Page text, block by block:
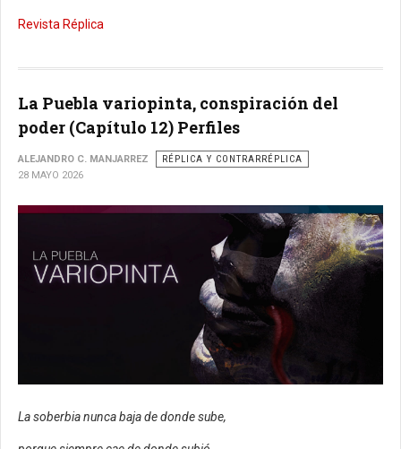
Revista Réplica
La Puebla variopinta, conspiración del
poder (Capítulo 12) Perfiles
ALEJANDRO C. MANJARREZ
RÉPLICA Y CONTRARRÉPLICA
28 MAYO 2026
La soberbia nunca baja de donde sube,